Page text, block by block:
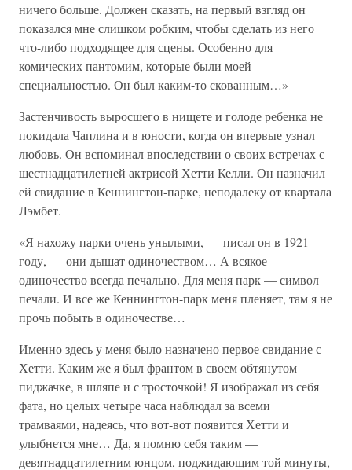
ничего больше. Должен сказать, на первый взгляд он
показался мне слишком робким, чтобы сделать из него
что-либо подходящее для сцены. Особенно для
комических пантомим, которые были моей
специальностью. Он был каким-то скованным…»
Застенчивость выросшего в нищете и голоде ребенка не
покидала Чаплина и в юности, когда он впервые узнал
любовь. Он вспоминал впоследствии о своих встречах с
шестнадцатилетней актрисой Хетти Келли. Он назначил
ей свидание в Кеннингтон-парке, неподалеку от квартала
Лэмбет.
«Я нахожу парки очень унылыми, — писал он в 1921
году, — они дышат одиночеством… А всякое
одиночество всегда печально. Для меня парк — символ
печали. И все же Кеннингтон-парк меня пленяет, там я не
прочь побыть в одиночестве…
Именно здесь у меня было назначено первое свидание с
Хетти. Каким же я был франтом в своем обтянутом
пиджачке, в шляпе и с тросточкой! Я изображал из себя
фата, но целых четыре часа наблюдал за всеми
трамваями, надеясь, что вот-вот появится Хетти и
улыбнется мне… Да, я помню себя таким —
девятнадцатилетним юнцом, поджидающим той минуты,